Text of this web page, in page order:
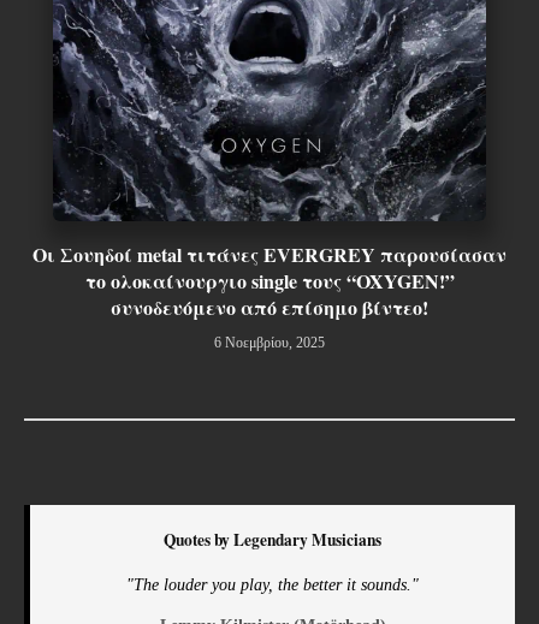
Οι Σουηδοί metal τιτάνες EVERGREY παρουσίασαν
το ολοκαίνουργιο single τους “OXYGEN!”
συνοδευόμενο από επίσημο βίντεο!
6 Νοεμβρίου, 2025
Quotes by Legendary Musicians
"The louder you play, the better it sounds."